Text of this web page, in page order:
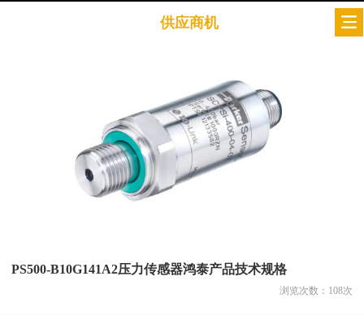
供应商机
PS500-B10G141A2压力传感器鸿泰产品技术规格
浏览次数： 108次